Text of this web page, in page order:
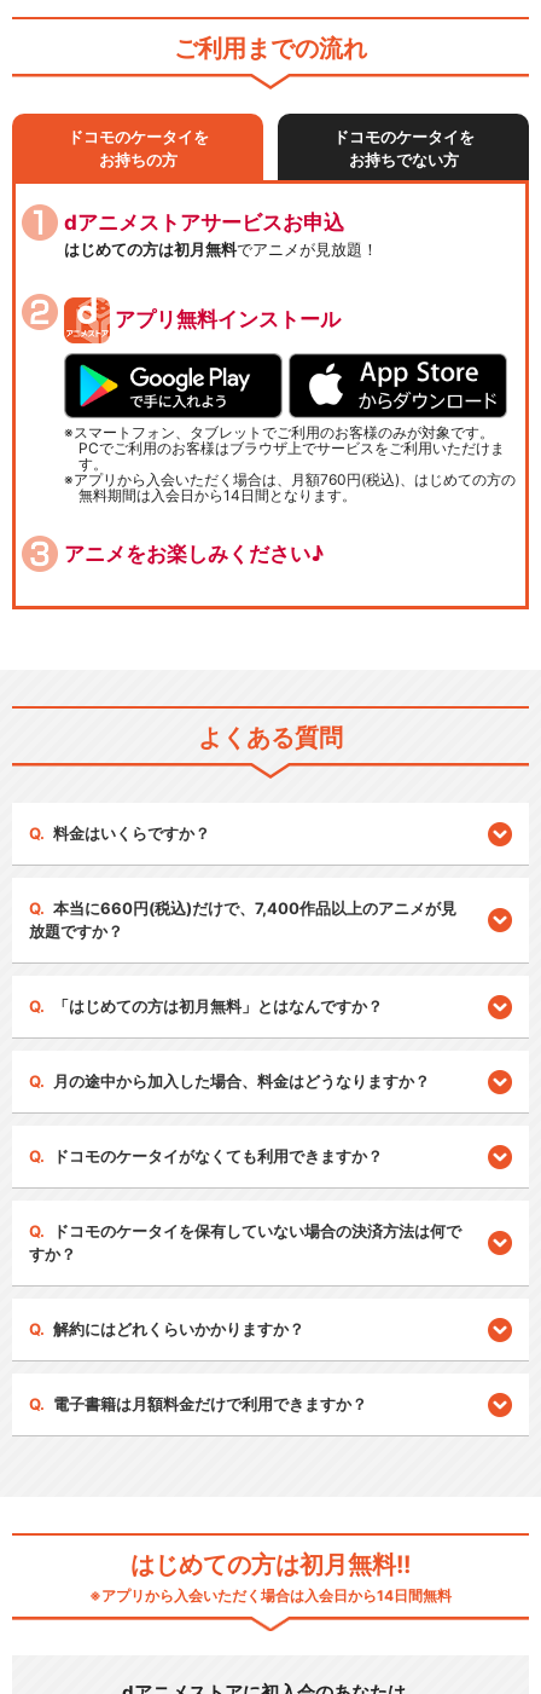
ご利用までの流れ
ドコモのケータイを
お持ちの方
ドコモのケータイを
お持ちでない方
dアニメストアサービスお申込
はじめての方は初月無料でアニメが見放題！
アプリ無料インストール
スマートフォン、タブレットでご利用のお客様のみが対象です。
PCでご利用のお客様はブラウザ上でサービスをご利用いただけま
す。
アプリから入会いただく場合は、月額760円(税込)、はじめての方の
無料期間は入会日から14日間となります。
アニメをお楽しみください♪
よくある質問
料金はいくらですか？
本当に660円(税込)だけで、7,400作品以上のアニメが見
放題ですか？
「はじめての方は初月無料」とはなんですか？
月の途中から加入した場合、料金はどうなりますか？
ドコモのケータイがなくても利用できますか？
ドコモのケータイを保有していない場合の決済方法は何で
すか？
解約にはどれくらいかかりますか？
電子書籍は月額料金だけで利用できますか？
はじめての方は初月無料!!
※アプリから入会いただく場合は入会日から14日間無料